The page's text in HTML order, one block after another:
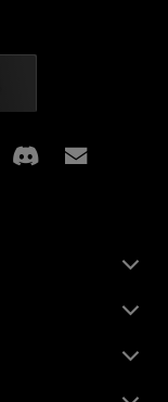
Facebook